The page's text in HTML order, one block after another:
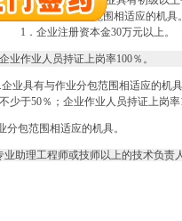
具有与作业分包范围相适应的机
1．企业注册资本金30万元以上。
业作业人员持证上岗率100％。
具有与作业分包范围相适应的机
于50％；企业作业人员持证上岗率
包范围相适应的机具。
理工程师或技师以上的技术负责人